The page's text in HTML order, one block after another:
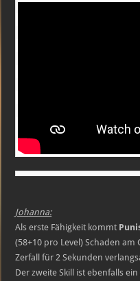
Johanna:
Als erste Fähigkeit kommt
(58+10 pro Level) Schaden
Zerfall für 2 Sekunden
Der zweite Skill ist ebenfalls